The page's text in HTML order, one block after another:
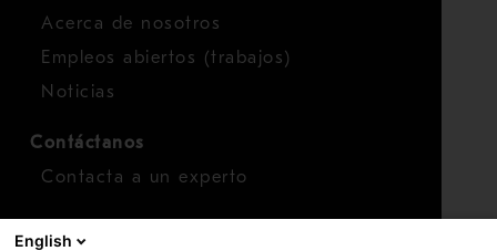
Acerca de nosotros
Empleos abiertos (trabajos)
Noticias
Contáctanos
Contacta a un experto
English